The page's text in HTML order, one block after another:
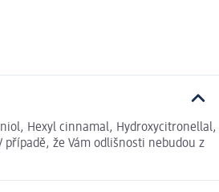
Hexyl cinnamal, Hydroxycitronellal,
že Vám odlišnosti nebudou z